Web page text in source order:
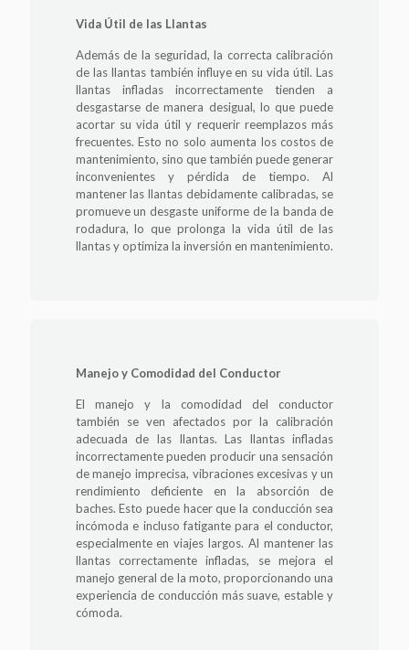
Vida Útil de las Llantas
Además de la seguridad, la correcta calibración
de las llantas también influye en su vida útil. Las
llantas infladas incorrectamente tienden a
desgastarse de manera desigual, lo que puede
acortar su vida útil y requerir reemplazos más
frecuentes. Esto no solo aumenta los costos de
mantenimiento, sino que también puede generar
inconvenientes y pérdida de tiempo. Al
mantener las llantas debidamente calibradas, se
promueve un desgaste uniforme de la banda de
rodadura, lo que prolonga la vida útil de las
llantas y optimiza la inversión en mantenimiento.
Manejo y Comodidad del Conductor
El manejo y la comodidad del conductor
también se ven afectados por la calibración
adecuada de las llantas. Las llantas infladas
incorrectamente pueden producir una sensación
de manejo imprecisa, vibraciones excesivas y un
rendimiento deficiente en la absorción de
baches. Esto puede hacer que la conducción sea
incómoda e incluso fatigante para el conductor,
especialmente en viajes largos. Al mantener las
llantas correctamente infladas, se mejora el
manejo general de la moto, proporcionando una
experiencia de conducción más suave, estable y
cómoda.